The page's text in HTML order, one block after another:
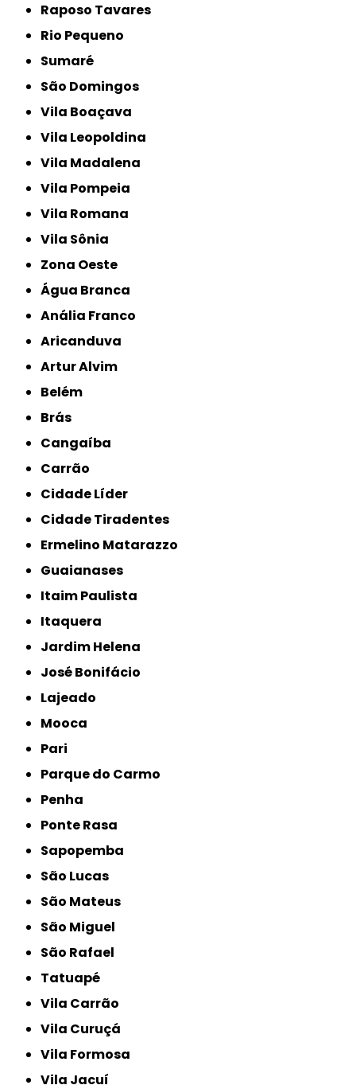
Raposo Tavares
Rio Pequeno
Sumaré
São Domingos
Vila Boaçava
Vila Leopoldina
Vila Madalena
Vila Pompeia
Vila Romana
Vila Sônia
Zona Oeste
Água Branca
Anália Franco
Aricanduva
Artur Alvim
Belém
Brás
Cangaíba
Carrão
Cidade Líder
Cidade Tiradentes
Ermelino Matarazzo
Guaianases
Itaim Paulista
Itaquera
Jardim Helena
José Bonifácio
Lajeado
Mooca
Pari
Parque do Carmo
Penha
Ponte Rasa
Sapopemba
São Lucas
São Mateus
São Miguel
São Rafael
Tatuapé
Vila Carrão
Vila Curuçá
Vila Formosa
Vila Jacuí